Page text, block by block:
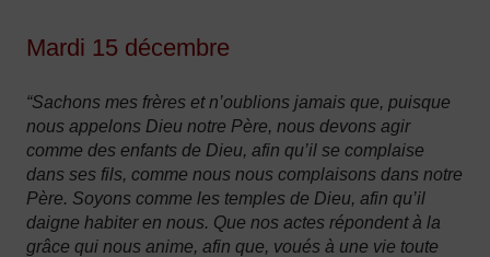
Mardi 15 décembre
“Sachons mes frères et n’oublions jamais que, puisque
nous appelons Dieu notre Père, nous devons agir
comme des enfants de Dieu, afin qu’il se complaise
dans ses fils, comme nous nous complaisons dans notre
Père. Soyons comme les temples de Dieu, afin qu’il
daigne habiter en nous. Que nos actes répondent à la
grâce qui nous anime, afin que, voués à une vie toute